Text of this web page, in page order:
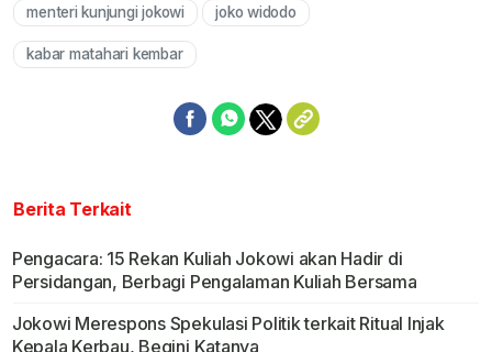
menteri kunjungi jokowi joko widodo
kabar matahari kembar
Berita Terkait
Pengacara: 15 Rekan Kuliah Jokowi akan Hadir di
Persidangan, Berbagi Pengalaman Kuliah Bersama
Jokowi Merespons Spekulasi Politik terkait Ritual Injak
Kepala Kerbau, Begini Katanya